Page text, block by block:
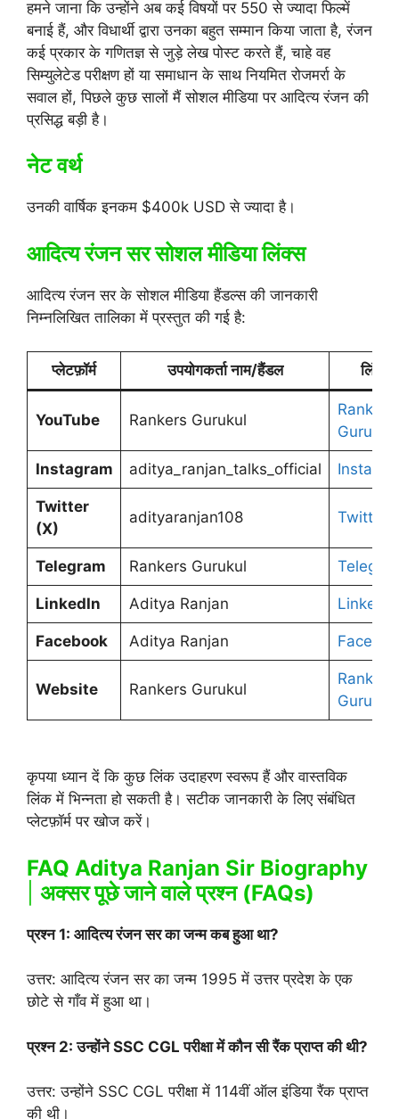
हमने जाना कि उन्होंने अब कई विषयों पर 550 से ज्यादा फिल्में
बनाई हैं, और विधार्थी द्वारा उनका बहुत सम्मान किया जाता है, रंजन
कई प्रकार के गणितज्ञ से जुड़े लेख पोस्ट करते हैं, चाहे वह
सिम्युलेटेड परीक्षण हों या समाधान के साथ नियमित रोजमर्रा के
सवाल हों, पिछले कुछ सालों मैं सोशल मीडिया पर आदित्य रंजन की
प्रसिद्ध बड़ी है।
नेट वर्थ
उनकी वार्षिक इनकम $400k USD से ज्यादा है।
आदित्य रंजन सर सोशल मीडिया लिंक्स
आदित्य रंजन सर के सोशल मीडिया हैंडल्स की जानकारी
निम्नलिखित तालिका में प्रस्तुत की गई है:
प्लेटफ़ॉर्म उपयोगकर्ता नाम/हैंडल लिंक
YouTube Rankers Gurukul
Rankers
Gurukul
Instagram aditya_ranjan_talks_official
Twitter
(X)
adityaranjan108 Twitter
Telegram Rankers Gurukul
LinkedIn Aditya Ranjan LinkedIn
Facebook Aditya Ranjan
Website Rankers Gurukul
Rankers
Gurukul
कृपया ध्यान दें कि कुछ लिंक उदाहरण स्वरूप हैं और वास्तविक
लिंक में भिन्नता हो सकती है। सटीक जानकारी के लिए संबंधित
प्लेटफ़ॉर्म पर खोज करें।
FAQ Aditya Ranjan Sir Biography
अक्सर पूछे जाने वाले प्रश्न (FAQs)
प्रश्न 1: आदित्य रंजन सर का जन्म कब हुआ था?
उत्तर: आदित्य रंजन सर का जन्म 1995 में उत्तर प्रदेश के एक
छोटे से गाँव में हुआ था।
प्रश्न 2: उन्होंने SSC CGL परीक्षा में कौन सी रैंक प्राप्त की थी?
उत्तर: उन्होंने SSC CGL परीक्षा में 114वीं ऑल इंडिया रैंक प्राप्त
की थी।